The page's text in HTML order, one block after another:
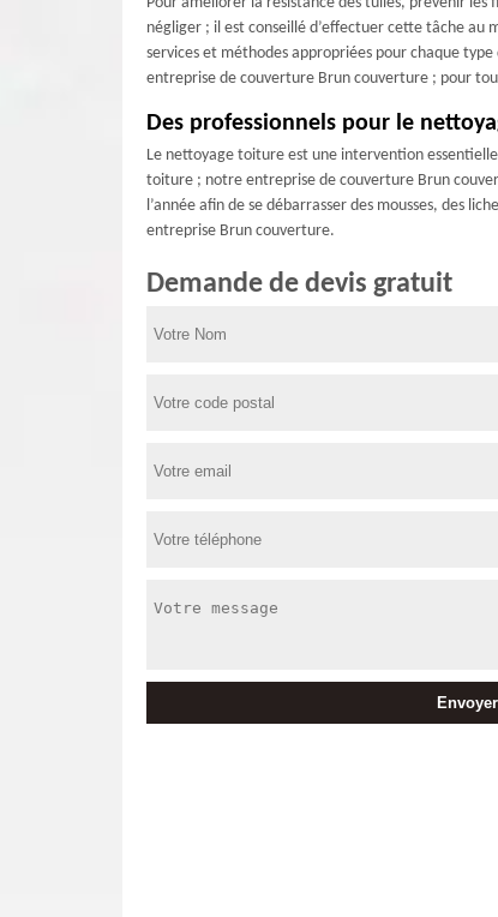
négliger ; il est conseillé d’effectuer cette tâche
services et méthodes appropriées pour chaque
entreprise de couverture Brun couverture ; pour
Des professionnels pour le
Le nettoyage toiture est une intervention
toiture ; notre entreprise de couverture Brun
l’année afin de se débarrasser des mousses, des
entreprise Brun couverture.
Demande de devis gratuit